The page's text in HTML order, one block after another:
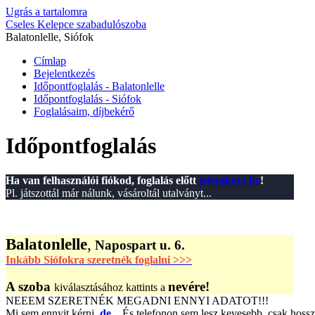
Ugrás a tartalomra
Cseles Kelepce szabadulószoba
Balatonlelle, Siófok
Címlap
Bejelentkezés
Időpontfoglalás - Balatonlelle
Időpontfoglalás - Siófok
Foglalásaim, díjbekérő
Időpontfoglalás
Ha van felhasználói fiókod, foglalás előtt jelentkezz be!
Pl. játszottál már nálunk, vásároltál utalványt...
Balatonlelle, Napospart u. 6.
Inkább Siófokra szeretnék foglalni >>>
A szoba kiválasztásához kattints a nevére!
NEEEM SZERETNÉK MEGADNI ENNYI ADATOT!!!